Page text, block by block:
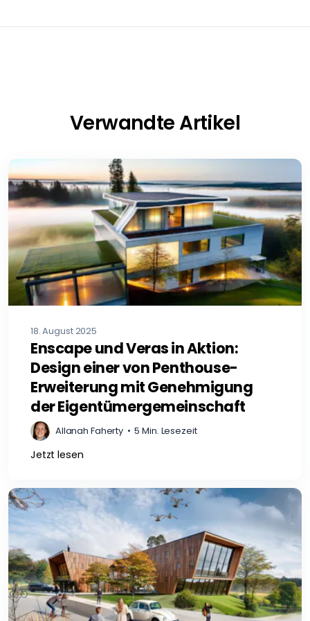
Verwandte Artikel
18. August 2025
Enscape und Veras in Aktion:
Design einer von Penthouse-
Erweiterung mit Genehmigung
der Eigentümergemeinschaft
Allanah Faherty • 5 Min. Lesezeit
Jetzt lesen